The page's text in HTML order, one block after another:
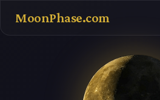
MoonPhase.com